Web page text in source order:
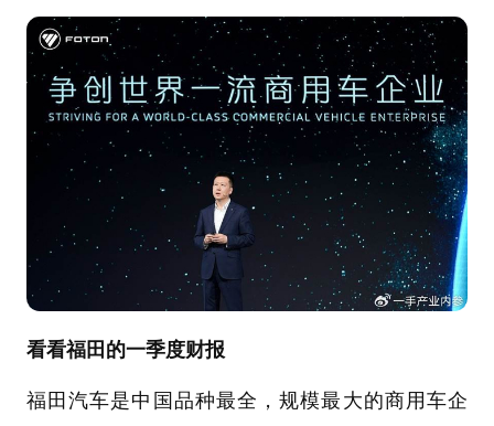
看看福田的一季度财报
福田汽车是中国品种最全，规模最大的商用车企